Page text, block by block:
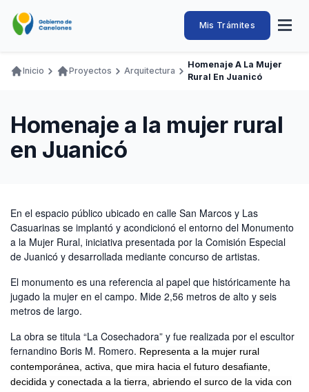
contenido
Intendencia
Canelones
Abrir
Navegación
Mis Trámites
Ingresar
Llamados Laborales
Adquisiciones
Ruta
navegación
Inicio Proyectos Arquitectura
Homenaje A La Mujer
Rural En Juanicó
Homenaje a la mujer rural
en Juanicó
En el espacio público ubicado en calle San Marcos y Las
Casuarinas se implantó y acondicionó el entorno del Monumento
a la Mujer Rural, iniciativa presentada por la Comisión Especial
de Juanicó y desarrollada mediante concurso de artistas.
El monumento es una referencia al papel que históricamente ha
jugado la mujer en el campo. Mide 2,56 metros de alto y seis
metros de largo.
La obra se titula “La Cosechadora” y fue realizada por el escultor
fernandino Boris M. Romero. Representa a la mujer rural
contemporánea, activa, que mira hacia el futuro desafiante,
decidida y conectada a la tierra, abriendo el surco de la vida con